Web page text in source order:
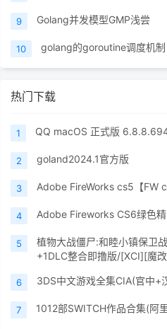
9 Golang并发模型GMP浅尝
10 golang的goroutine调度机制
热门下载
1 QQ macOS 正式版
2 goland2024.1官方版
3 Adobe FireWorks cs5【FW
4 Adobe Fireworks CS6绿色
5
植物大战僵尸:和睦小镇保卫
+1DLC整合即撸版/[XCI][魔
6 3DS中文游戏全集CIA(官中+
7 1012部SWITCH作品合集(阿